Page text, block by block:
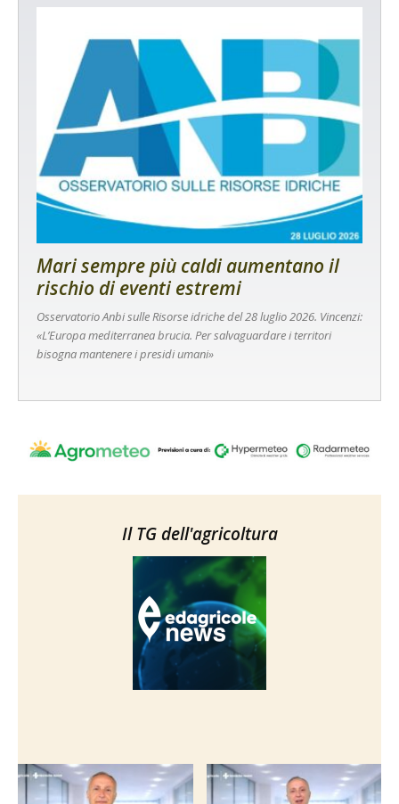
Mari sempre più caldi aumentano il
rischio di eventi estremi
Osservatorio Anbi sulle Risorse idriche del 28 luglio 2026. Vincenzi:
«L’Europa mediterranea brucia. Per salvaguardare i territori
bisogna mantenere i presidi umani»
Il TG dell'agricoltura